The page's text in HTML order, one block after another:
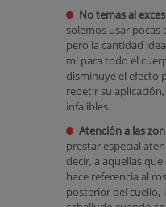
No temas al
solemos usar pocas
pero la cantidad
ml para todo el
disminuye el efecto
repetir su
infalibles.
Atención a las
prestar especial
decir, a aquellas
hace referencia al
posterior del cuello,